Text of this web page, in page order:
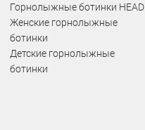
Горнолыжные ботинки HEAD
Женские горнолыжные
ботинки
Детские горнолыжные
ботинки